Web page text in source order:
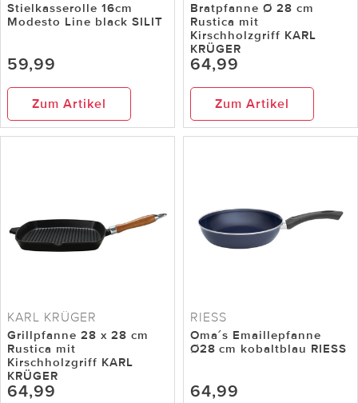
Stielkasserolle 16cm
Modesto Line black SILIT
59,99
Zum Artikel
Bratpfanne Ø 28 cm
Rustica mit
Kirschholzgriff KARL
KRÜGER
64,99
Zum Artikel
KARL KRÜGER
Grillpfanne 28 x 28 cm
Rustica mit
Kirschholzgriff KARL
KRÜGER
64,99
RIESS
Oma´s Emaillepfanne
Ø28 cm kobaltblau RIESS
64,99